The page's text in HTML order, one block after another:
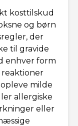
kosttilskud
og børn
der
til gravide
enhver form
milde
allergiske
eller